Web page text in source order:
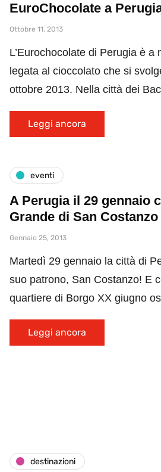
EuroChocolate a
Ottobre 11, 2013
L’Eurochocolate di Perugia è a
legata al cioccolato che si
ottobre 2013. Nella città dei
Leggi ancora
eventi
A Perugia il 29 gennaio
Grande di San Costanzo
Gennaio 25, 2013
Martedì 29 gennaio la città di
suo patrono, San Costanzo! E
quartiere di Borgo XX giugno
Leggi ancora
destinazioni